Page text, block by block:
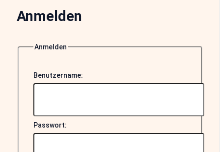
Anmelden
Anmelden
Benutzername:
Passwort: